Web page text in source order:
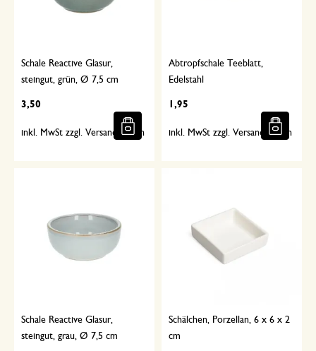
Schale Reactive Glasur,
steingut, grün, Ø 7,5 cm
3,50
inkl. MwSt zzgl. Versandkosten
Abtropfschale Teeblatt,
Edelstahl
1,95
inkl. MwSt zzgl. Versandkosten
Schale Reactive Glasur,
steingut, grau, Ø 7,5 cm
Schälchen, Porzellan, 6 x 6 x 2
cm